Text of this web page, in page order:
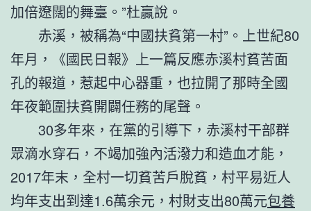
加倍遼闊的舞臺。”杜贏說。
赤溪，被稱為“中國扶貧第一村”。上世紀80
年月，《國民日報》上一篇反應赤溪村貧苦面
孔的報道，惹起中心器重，也拉開了那時全國
年夜範圍扶貧開闢任務的尾聲。
30多年來，在黨的引導下，赤溪村干部群
眾滴水穿石，不竭加強內活潑力和造血才能，
2017年末，全村一切貧苦戶脫貧，村平易近人
均年支出到達1.6萬余元，村財支出80萬元包養